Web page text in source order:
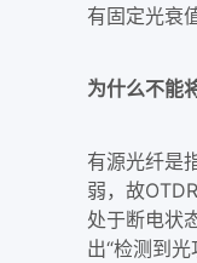
有固定光衰
为什么不能
有源光纤是
弱，故
处于断电状
出“检测到